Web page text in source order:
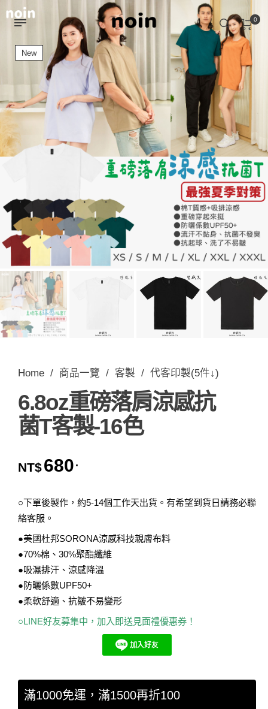
0
New
Home / 商品一覽 / 客製 / 代客印製(5件↓)
6.8oz重磅落肩涼感抗
菌T客製-16色
NT$680 .
○下單後製作，約5-14個工作天出貨。有希望到貨日請務必聯
絡客服。
●美國杜邦SORONA涼感科技親膚布料
●70%棉、30%聚酯纖維
●吸濕排汗、涼感降溫
●防曬係數UPF50+
●柔軟舒適、抗皺不易變形
○LINE好友募集中，加入即送見面禮優惠券！
滿1000免運，滿1500再折100